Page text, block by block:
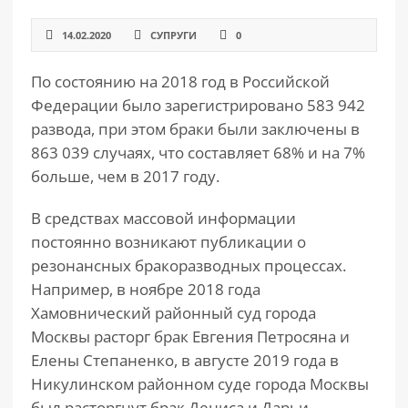
14.02.2020 СУПРУГИ 0
По состоянию на 2018 год в Российской
Федерации было зарегистрировано 583 942
развода, при этом браки были заключены в
863 039 случаях, что составляет 68% и на 7%
больше, чем в 2017 году.
В средствах массовой информации
постоянно возникают публикации о
резонансных бракоразводных процессах.
Например, в ноябре 2018 года
Хамовнический районный суд города
Москвы расторг брак Евгения Петросяна и
Елены Степаненко, в августе 2019 года в
Никулинском районном суде города Москвы